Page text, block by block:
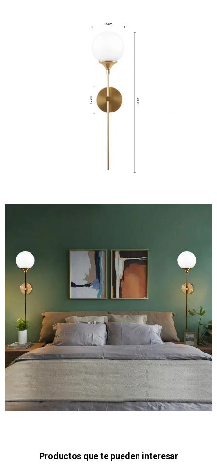
Productos que te pueden interesar